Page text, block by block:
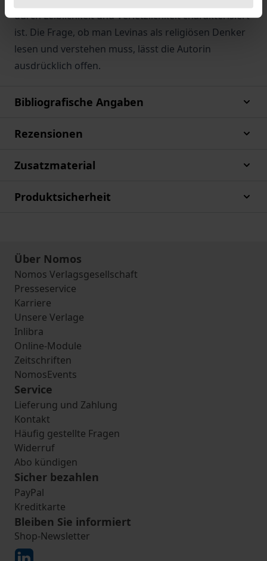
durch Leiblichkeit und Verletzlichkeit charakterisiert
ist. Die Frage, ob man Levinas als religiösen Denker
lesen und verstehen muss, lässt die Autorin
ausdrücklich offen.
Bibliografische Angaben
Rezensionen
Zusatzmaterial
Produktsicherheit
Über Nomos
Nomos Verlagsgesellschaft
Presseservice
Karriere
Unsere Verlage
Inlibra
Online-Module
Zeitschriften
NomosEvents
Service
Lieferung und Zahlung
Kontakt
Häufig gestellte Fragen
Widerruf
Abo kündigen
Sicher bezahlen
PayPal
Kreditkarte
Bleiben Sie informiert
Shop-Newsletter